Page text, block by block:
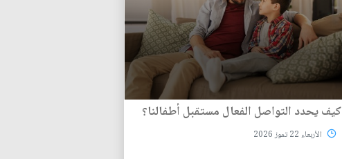
كيف يحدد التواصل الفعال مستقبل أطفالنا؟
الأربعاء 22 تموز 2026